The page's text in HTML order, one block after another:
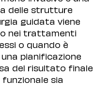
delle strutture
guidata viene
nei trattamenti
o quando è
pianificazione
del risultato finale
sia